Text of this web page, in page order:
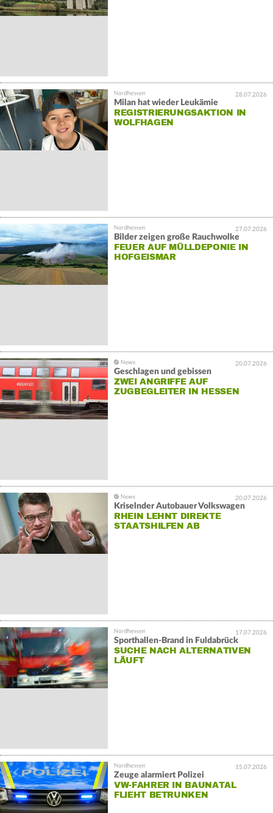
28.07.2026
Milan hat wieder Leukämie
REGISTRIERUNGSAKTION IN
WOLFHAGEN
27.07.2026
Bilder zeigen große Rauchwolke
FEUER AUF MÜLLDEPONIE IN
HOFGEISMAR
20.07.2026
Geschlagen und gebissen
ZWEI ANGRIFFE AUF
ZUGBEGLEITER IN HESSEN
20.07.2026
Kriselnder Autobauer Volkswagen
RHEIN LEHNT DIREKTE
STAATSHILFEN AB
17.07.2026
Sporthallen-Brand in Fuldabrück
SUCHE NACH ALTERNATIVEN
LÄUFT
15.07.2026
Zeuge alarmiert Polizei
VW-FAHRER IN BAUNATAL
FLIEHT BETRUNKEN